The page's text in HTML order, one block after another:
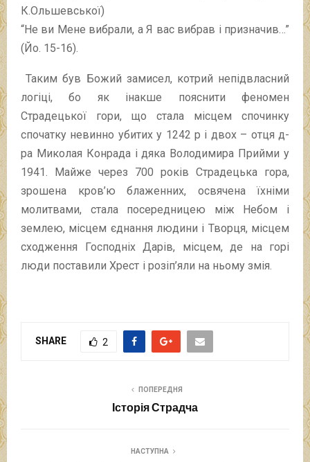
К.Ольшевської)
“Не ви Мене вибрали, а Я вас вибрав і призначив…”
(Йо. 15-16).
Таким був Божий замисел, котрий непідвласний
логіці, бо як інакше пояснити феномен
Страдецької гори, що стала місцем спочинку
спочатку невинно убитих у 1242 р і двох – отця д-
ра Миколая Конрада і дяка Володимира Прийми у
1941. Майже через 700 років Страдецька гора,
зрошена кров’ю блаженних, освячена їхніми
молитвами, стала посередницею між Небом і
землею, місцем єднання людини і Творця, місцем
сходження Господніх Дарів, місцем, де на горі
люди поставили Хрест і розіп’яли на ньому змія.
SHARE 2
ПОПЕРЕДНЯ
Історія Страдча
НАСТУПНА